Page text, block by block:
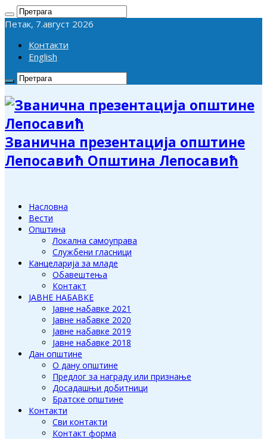
Петак, 7.август 2026
Контакти
English
Званична презентација општине
Лепосавић Општина Лепосавић
Насловна
Вести
Општина
Локална самоуправа
Службени гласници
Канцеларија за младе
Обавештења
Контакт
ЈАВНЕ НАБАВКЕ
Јавне набавке 2021
Јавне набавке 2020
Јавне набавке 2019
Јавне набавке 2018
Дан општине
О дану општине
Предлог за награду или признање
Досадашњи добитници
Братске општине
Контакти
Сви контакти
Контакт форма